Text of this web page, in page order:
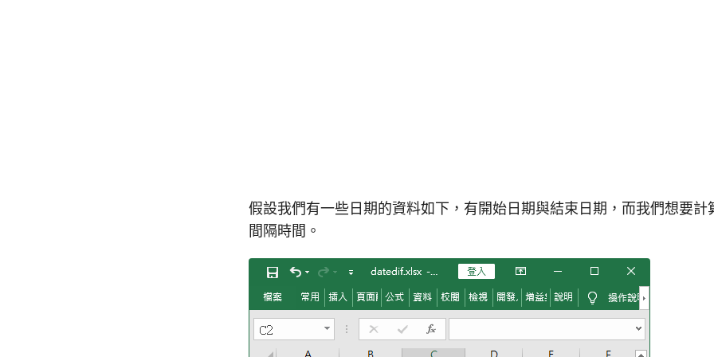
假設我們有一些日期的資料如下，有開始日期與結束日期，而我們想要計
間隔時間。